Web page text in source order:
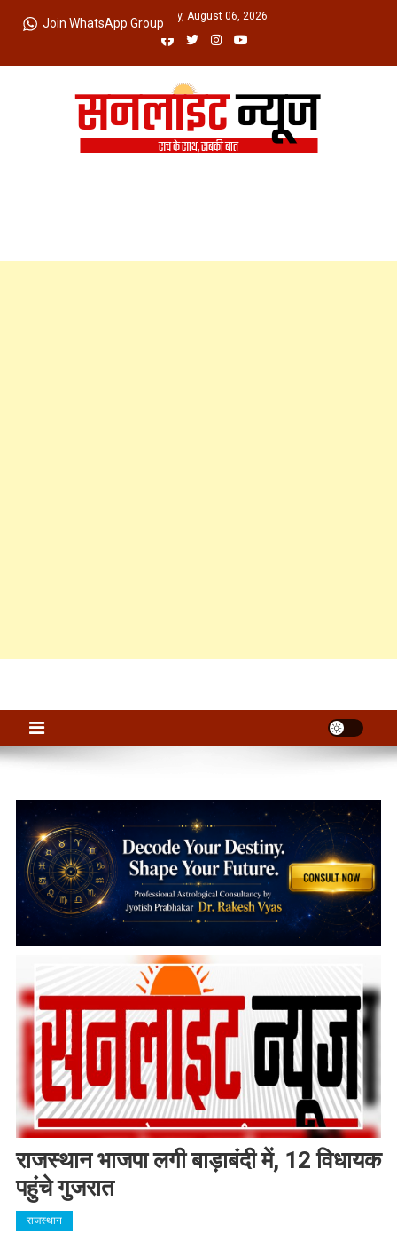
Thursday, August 06, 2026
राजस्थान भाजपा लगी बाड़ाबंदी में, 12 विधायक
पहुंचे गुजरात
राजस्थान
Join WhatsApp Group